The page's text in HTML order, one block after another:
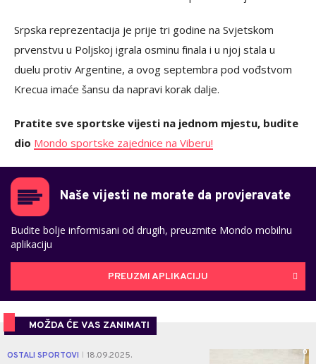
Srpska reprezentacija je prije tri godine na Svjetskom
prvenstvu u Poljskoj igrala osminu finala i u njoj stala u
duelu protiv Argentine, a ovog septembra pod vođstvom
Krecua imaće šansu da napravi korak dalje.
Pratite sve sportske vijesti na jednom mjestu, budite
dio Mondo sportske zajednice na Viberu!
Naše vijesti ne morate da provjeravate
Budite bolje informisani od drugih, preuzmite Mondo mobilnu
aplikaciju
PREUZMI APLIKACIJU
MOŽDA ĆE VAS ZANIMATI
OSTALI SPORTOVI 18.09.2025. 0